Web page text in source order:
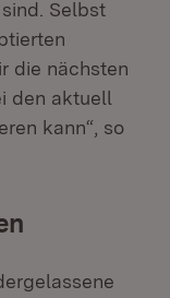
Selbst
die nächsten
den aktuell
kann“, so